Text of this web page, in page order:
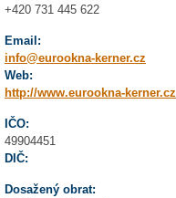
+420 731 445 622
Email:
info@eurookna-kerner.cz
Web:
http://www.eurookna-kerner.cz
IČO:
49904451
DIČ:
Dosažený obrat: